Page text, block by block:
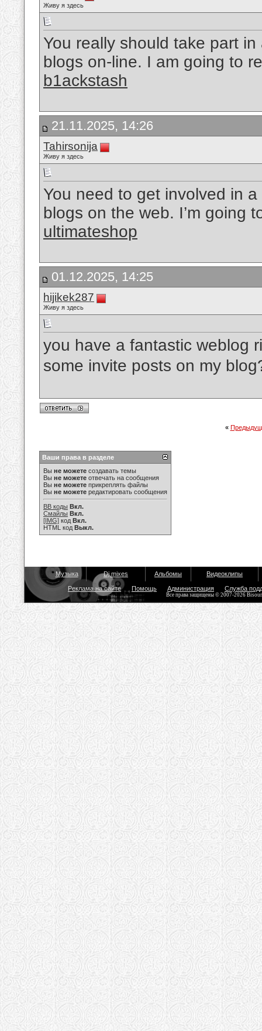
Живу я здесь
You really should take part
blogs on-line. I am going to
b1ackstash
21.11.2025, 14:26
Tahirsonija
Живу я здесь
You need to get involved in
blogs on the web. I’m going
ultimateshop
01.12.2025, 14:25
hijikek287
Живу я здесь
you have a fantastic weblog
some invite posts on my
«
Ваши права в разделе
Вы не можете создавать темы
Вы не можете отвечать на сообщения
Вы не можете прикреплять файлы
Вы не можете редактировать сообщения
BB коды Вкл.
Смайлы Вкл.
[IMG] код Вкл.
HTML код Выкл.
Музыка Dj mixes Альбомы Видеоклипы
Реклама на сайте Помощь Администрация Служба
Все права защищены © 2007-2026